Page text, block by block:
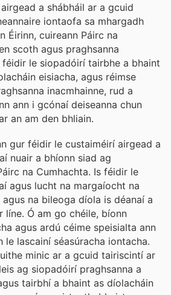
a shábháil ar a gcuid
iontaofa sa mhargadh
Éirinn, cuireann Páirc na
scoth agus praghsanna
le siopadóirí tairbhe a bhaint
eisiacha, agus réimse
inacmhainne, rud a
ann i gcónaí deiseanna chun
an am den bhliain.
gur féidir le custaiméirí airgead a
nuair a bhíonn siad ag
na Cumhachta. Is féidir le
agus lucht na margaíocht na
na bileoga díola is déanaí a
líne. Ó am go chéile, bíonn
agus ardú céime speisialta ann
le lascainí séasúracha iontacha.
minic ar a gcuid tairiscintí ar
ag siopadóirí praghsanna a
tairbhí a bhaint as díolacháin